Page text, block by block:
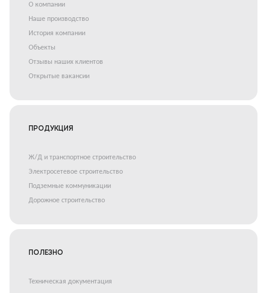
О компании
Наше производство
История компании
Объекты
Отзывы наших клиентов
Открытые вакансии
ПРОДУКЦИЯ
Ж/Д и транспортное строительство
Электросетевое строительство
Подземные коммуникации
Дорожное строительство
ПОЛЕЗНО
Техническая документация